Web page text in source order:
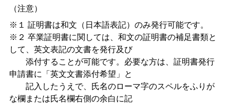
（注意）
※１ 証明書は和文（日本語表記）のみ発行可能です。
※２ 卒業証明書に関しては、和文の証明書の補足書類と
して、英文表記の文書を発行及び
添付することが可能です。必要な方は、証明書発行
申請書に「英文文書添付希望」と
記入したうえで、氏名のローマ字のスペルをふりが
な欄または氏名欄右側の余白に記